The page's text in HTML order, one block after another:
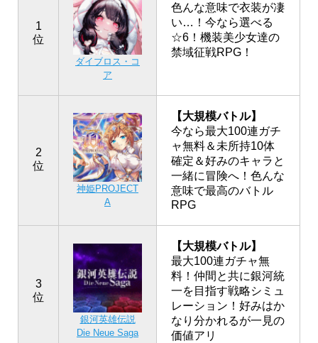
1
位
ダイブロス・コ
ア
色んな意味で衣装が凄
い…！今なら選べる
☆6！機装美少女達の
禁域征戦RPG！
2
位
神姫PROJECT
A
【大規模バトル】
今なら最大100連ガチ
ャ無料＆未所持10体
確定＆好みのキャラと
一緒に冒険へ！色んな
意味で最高のバトル
RPG
3
位
銀河英雄伝説
Die Neue Saga
【大規模バトル】
最大100連ガチャ無
料！仲間と共に銀河統
一を目指す戦略シミュ
レーション！好みはか
なり分かれるが一見の
価値アリ